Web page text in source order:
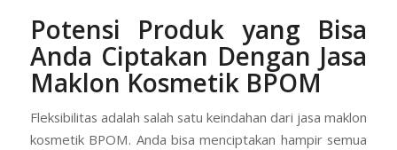
Potensi Produk yang Bisa
Anda Ciptakan Dengan Jasa
Maklon Kosmetik BPOM
Fleksibilitas adalah salah satu keindahan dari jasa maklon
kosmetik BPOM. Anda bisa menciptakan hampir semua